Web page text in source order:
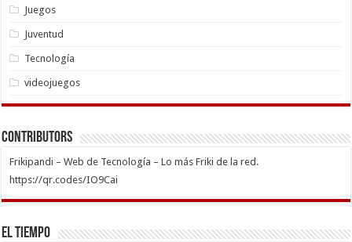
Juegos
Juventud
Tecnología
videojuegos
Contributors
Frikipandi – Web de Tecnología – Lo más Friki de la red.
https://qr.codes/IO9Cai
El Tiempo